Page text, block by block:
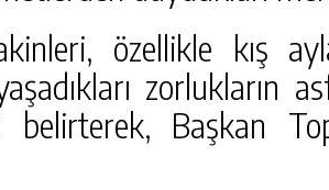
özellikle kış
zorlukların
belirterek, Başkan